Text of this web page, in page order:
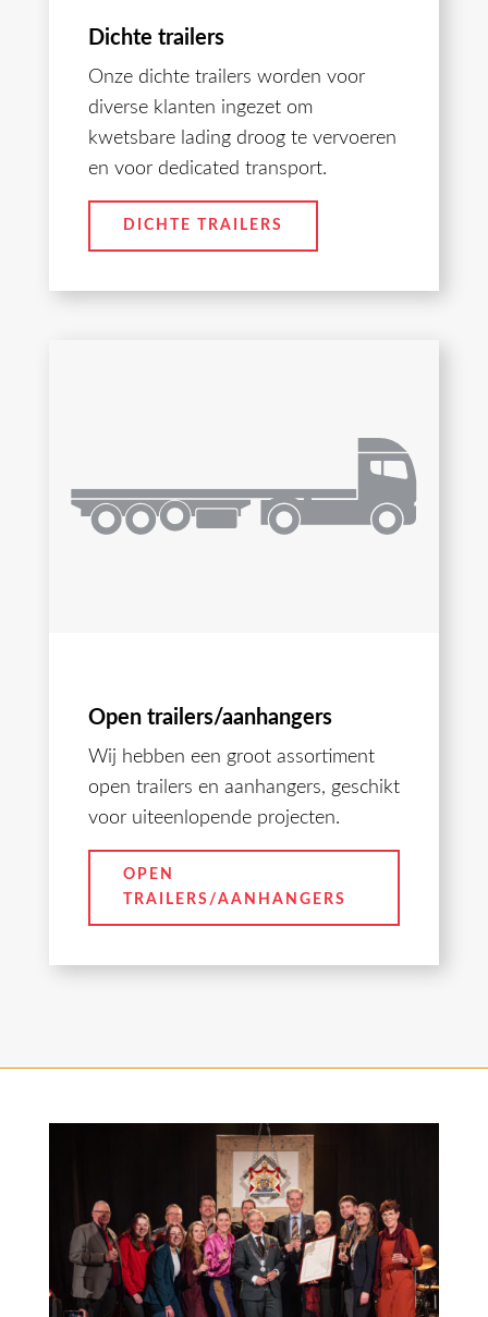
Dichte trailers
Onze dichte trailers worden voor
diverse klanten ingezet om
kwetsbare lading droog te vervoeren
en voor dedicated transport.
DICHTE TRAILERS
Open trailers/aanhangers
Wij hebben een groot assortiment
open trailers en aanhangers, geschikt
voor uiteenlopende projecten.
OPEN
TRAILERS/AANHANGERS